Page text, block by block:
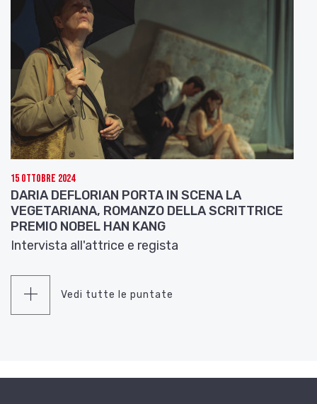
15 Ottobre 2024
DARIA DEFLORIAN PORTA IN SCENA LA
VEGETARIANA, ROMANZO DELLA SCRITTRICE
PREMIO NOBEL HAN KANG
Intervista all'attrice e regista
Vedi tutte le puntate